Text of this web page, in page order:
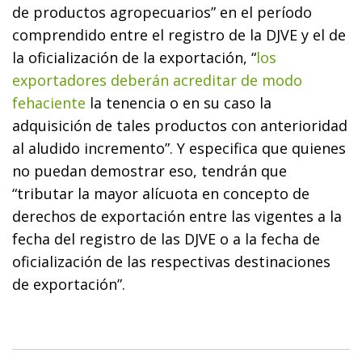
de productos agropecuarios” en el período
comprendido entre el registro de la DJVE y el de
la oficialización de la exportación, “los
exportadores deberán acreditar de modo
fehaciente la tenencia o en su caso la
adquisición de tales productos con anterioridad
al aludido incremento”. Y especifica que quienes
no puedan demostrar eso, tendrán que
“tributar la mayor alícuota en concepto de
derechos de exportación entre las vigentes a la
fecha del registro de las DJVE o a la fecha de
oficialización de las respectivas destinaciones
de exportación”.